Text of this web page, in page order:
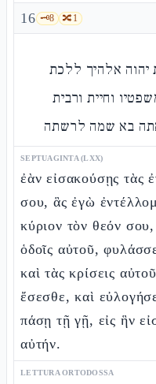
16 🗝️8 🔀1
יהוה אלהיך ללכת
וחיית ורבית
בא שמה לרשתה
SEPTUAGINTA (LXX)
ἐὰν εἰσακούσῃς τὰς
σου, ἃς ἐγὼ
κύριον τὸν θεόν
ὁδοῖς αὐτοῦ,
καὶ τὰς κρίσεις
ἔσεσθε, καὶ
πάσῃ τῇ γῇ, εἰς ἣν
αὐτήν.
LETTURA ORTODOSSA